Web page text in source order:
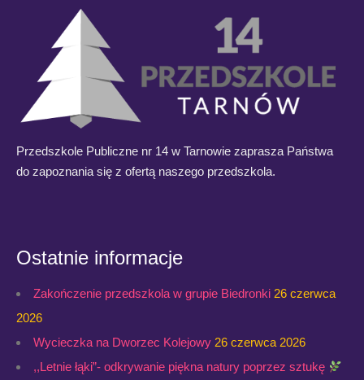
Przedszkole Publiczne nr 14 w Tarnowie zaprasza Państwa
do zapoznania się z ofertą naszego przedszkola.
Ostatnie informacje
Zakończenie przedszkola w grupie Biedronki 26 czerwca
2026
Wycieczka na Dworzec Kolejowy 26 czerwca 2026
,,Letnie łąki”- odkrywanie piękna natury poprzez sztukę